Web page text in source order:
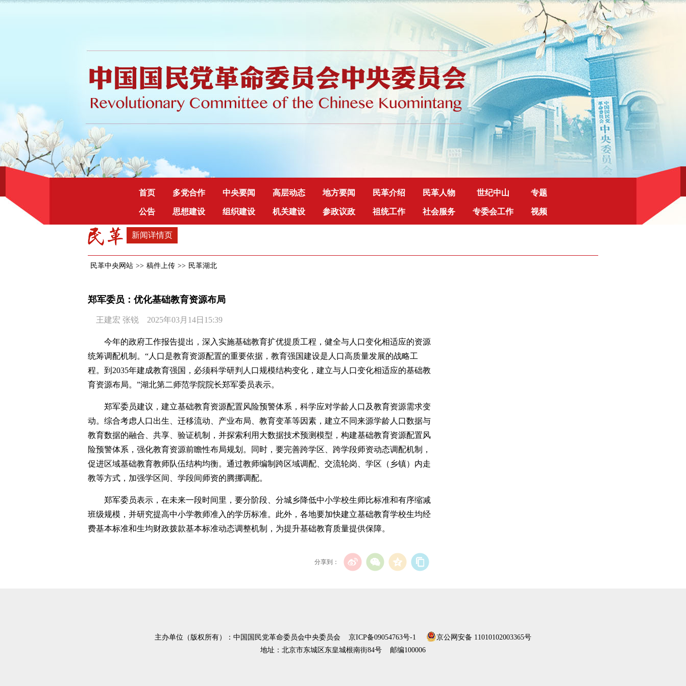
首页 多党合作 中央要闻 高层动态 地方要闻 民革介绍 民革人物 世纪中山 专题
公告 思想建设 组织建设 机关建设 参政议政 祖统工作 社会服务 专委会工作 视频
新闻详情页
民革中央网站 >> 稿件上传 >> 民革湖北
郑军委员：优化基础教育资源布局
王建宏 张锐 2025年03月14日15:39
今年的政府工作报告提出，深入实施基础教育扩优提质工程，健全与人口变化相适应的资源
统筹调配机制。“人口是教育资源配置的重要依据，教育强国建设是人口高质量发展的战略工
程。到2035年建成教育强国，必须科学研判人口规模结构变化，建立与人口变化相适应的基础教
育资源布局。”湖北第二师范学院院长郑军委员表示。
郑军委员建议，建立基础教育资源配置风险预警体系，科学应对学龄人口及教育资源需求变
动。综合考虑人口出生、迁移流动、产业布局、教育变革等因素，建立不同来源学龄人口数据与
教育数据的融合、共享、验证机制，并探索利用大数据技术预测模型，构建基础教育资源配置风
险预警体系，强化教育资源前瞻性布局规划。同时，要完善跨学区、跨学段师资动态调配机制，
促进区域基础教育教师队伍结构均衡。通过教师编制跨区域调配、交流轮岗、学区（乡镇）内走
教等方式，加强学区间、学段间师资的腾挪调配。
郑军委员表示，在未来一段时间里，要分阶段、分城乡降低中小学校生师比标准和有序缩减
班级规模，并研究提高中小学教师准入的学历标准。此外，各地要加快建立基础教育学校生均经
费基本标准和生均财政拨款基本标准动态调整机制，为提升基础教育质量提供保障。
分享到：
主办单位（版权所有）：中国国民党革命委员会中央委员会 京ICP备09054763号-1
京公网安备 11010102003365号
地址：北京市东城区东皇城根南街84号 邮编100006